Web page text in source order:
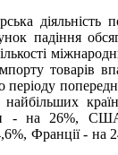
діяльність
падіння
товарів
періоду
- на 26%,
Франції - на